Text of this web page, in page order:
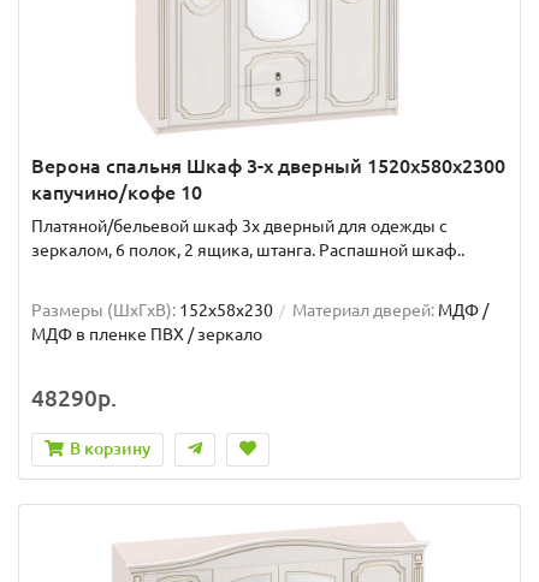
Верона спальня Шкаф 3-х дверный 1520x580x2300
капучино/кофе 10
Платяной/бельевой шкаф 3х дверный для одежды с
зеркалом, 6 полок, 2 ящика, штанга. Распашной шкаф..
Размеры (ШxГxВ): 152x58x230 Материал дверей: МДФ /
МДФ в пленке ПВХ / зеркало
48290р.
В корзину